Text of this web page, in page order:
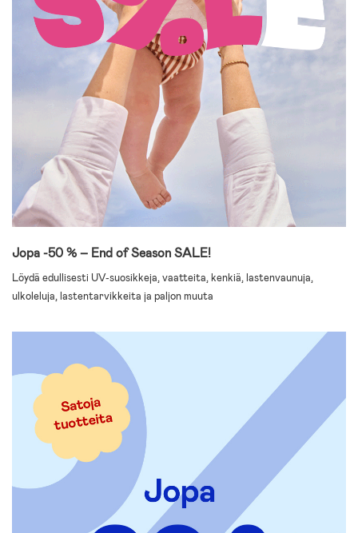
Jopa -50 % – End of Season SALE!
Löydä edullisesti UV-suosikkeja, vaatteita, kenkiä, lastenvaunuja,
ulkoleluja, lastentarvikkeita ja paljon muuta